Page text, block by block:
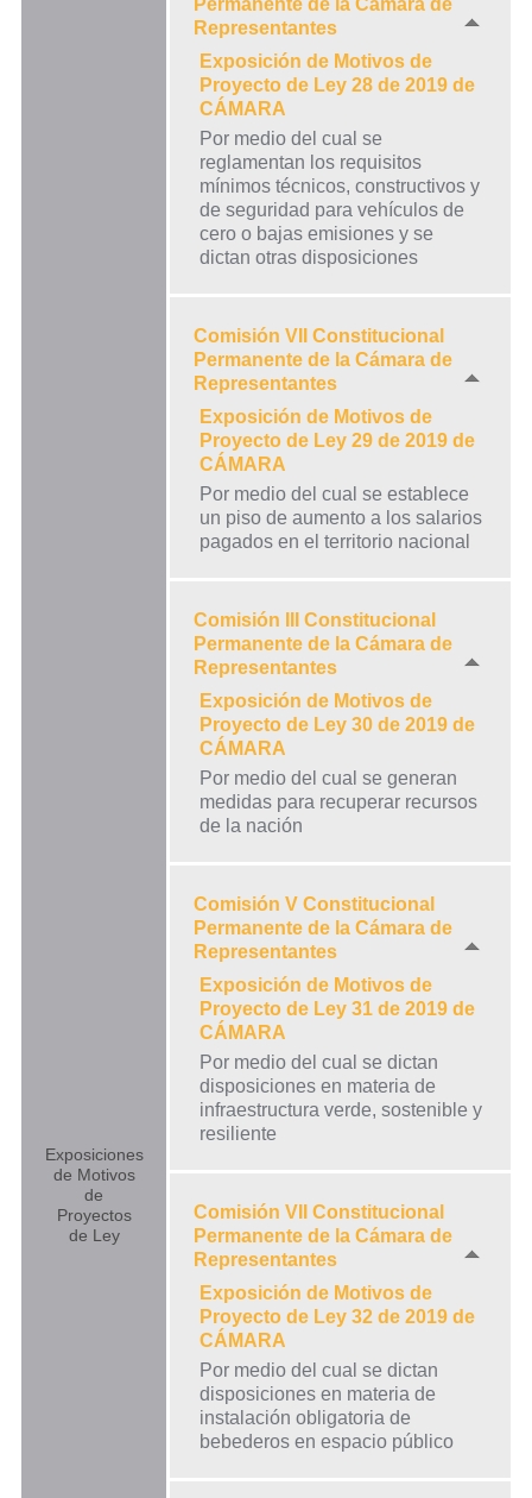
Exposiciones
de Motivos
de
Proyectos
de Ley
Permanente de la Cámara de
Representantes
Exposición de Motivos de
Proyecto de Ley 28 de 2019 de
CÁMARA
Por medio del cual se
reglamentan los requisitos
mínimos técnicos, constructivos y
de seguridad para vehículos de
cero o bajas emisiones y se
dictan otras disposiciones
Comisión VII Constitucional
Permanente de la Cámara de
Representantes
Exposición de Motivos de
Proyecto de Ley 29 de 2019 de
CÁMARA
Por medio del cual se establece
un piso de aumento a los salarios
pagados en el territorio nacional
Comisión III Constitucional
Permanente de la Cámara de
Representantes
Exposición de Motivos de
Proyecto de Ley 30 de 2019 de
CÁMARA
Por medio del cual se generan
medidas para recuperar recursos
de la nación
Comisión V Constitucional
Permanente de la Cámara de
Representantes
Exposición de Motivos de
Proyecto de Ley 31 de 2019 de
CÁMARA
Por medio del cual se dictan
disposiciones en materia de
infraestructura verde, sostenible y
resiliente
Comisión VII Constitucional
Permanente de la Cámara de
Representantes
Exposición de Motivos de
Proyecto de Ley 32 de 2019 de
CÁMARA
Por medio del cual se dictan
disposiciones en materia de
instalación obligatoria de
bebederos en espacio público